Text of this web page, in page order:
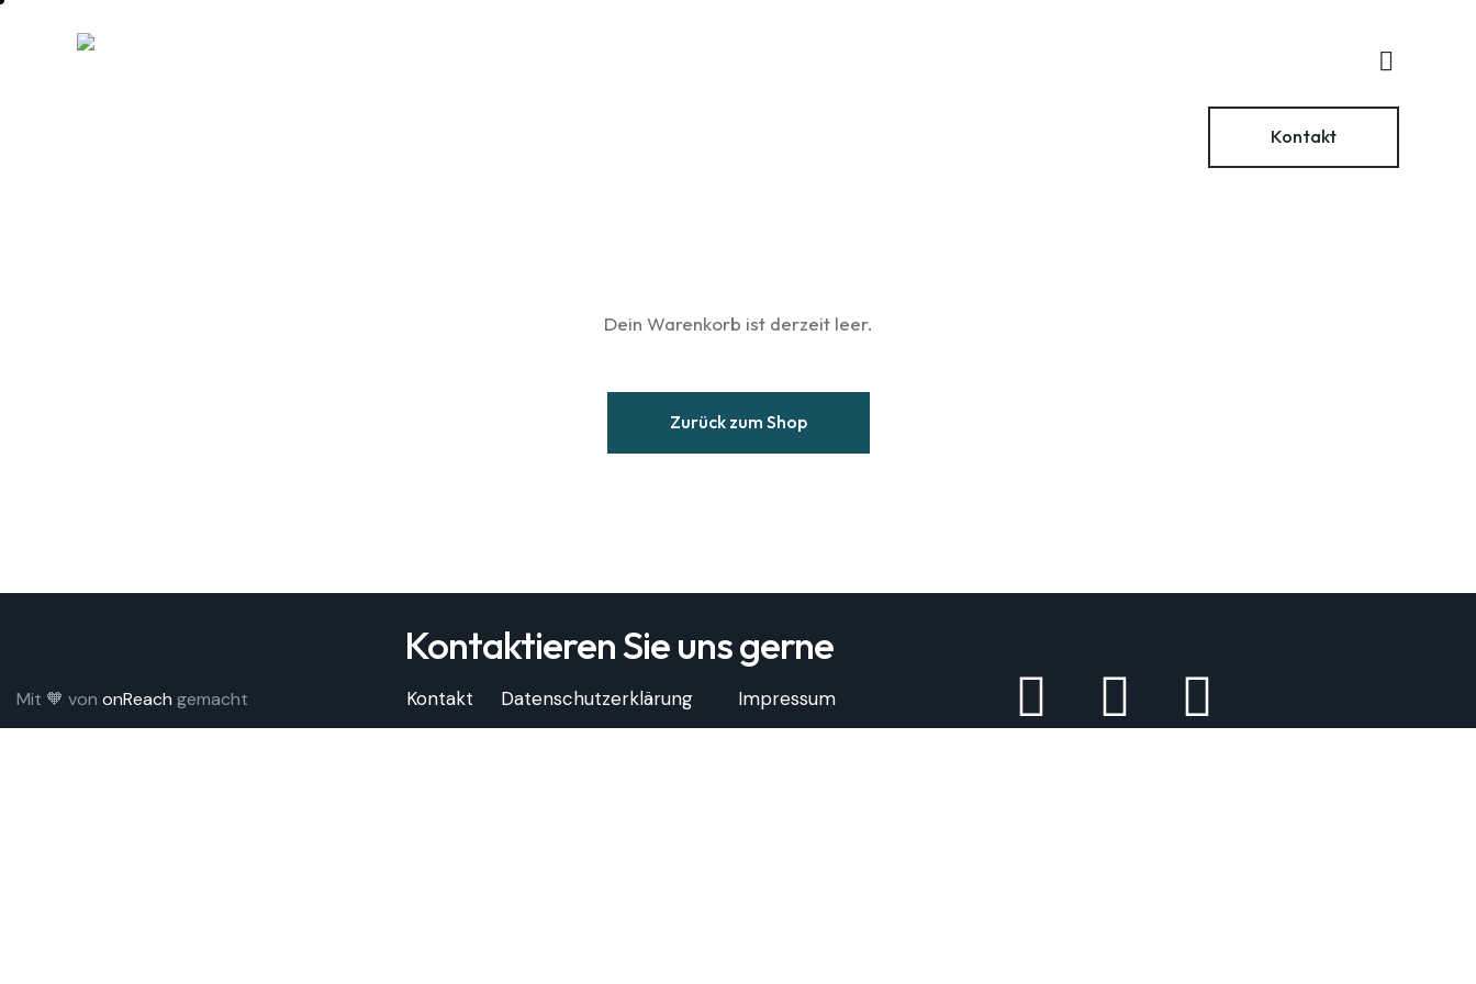
Kontakt
Dein Warenkorb ist derzeit leer.
Zurück zum Shop
Kontaktieren Sie uns gerne
Mit 🧡 von onReach gemacht Kontakt Datenschutzerklärung Impressum